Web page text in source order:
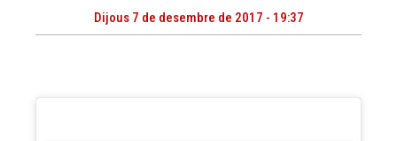
Dijous 7 de desembre de 2017 - 19:37